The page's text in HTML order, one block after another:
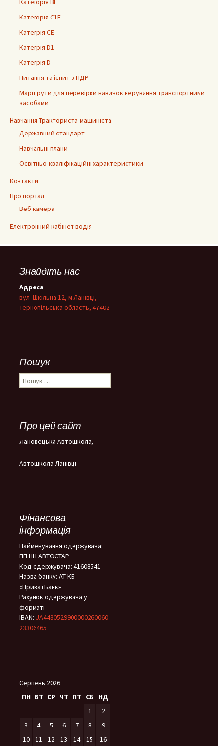
Категорія ВЕ
Категорія С1Е
Категрія СЕ
Категрія D1
Категрія D
Питання та іспит з ПДР
Маршрути для перевірки навичок керування транспортними
засобами
Навчання Тракториста-машиніста
Державний стандарт
Навчальні плани
Освітньо-кваліфікаційні характеристики
Контакти
Про портал
Веб камера
Електронний кабінет водія
Знайдіть нас
Адреса
вул Шкільна 12, м Ланівці,
Тернопільська область, 47402
Пошук
Пошук:
Про цей сайт
Лановецька Автошкола,
Автошкола Ланівці
Фінансова
інформація
Найменування одержувача:
ПП НЦ АВТОСТАР
Код одержувача: 41608541
Назва банку: АТ КБ
«ПриватБанк»
Рахунок одержувача у
форматі
IBAN: UA4430529900000260060
23306465
Серпень 2026
ПН ВТ СР ЧТ ПТ СБ
НД
1
2
3
4 5 6 7 8
9
10
11 12 13 14 15 16